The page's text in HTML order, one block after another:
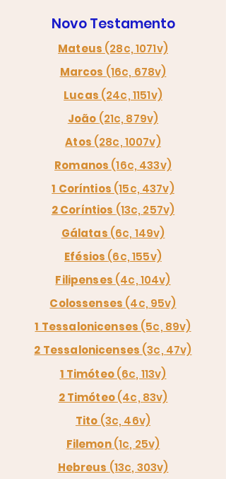
Novo Testamento
Mateus (28c, 1071v)
Marcos (16c, 678v)
Lucas (24c, 1151v)
João (21c, 879v)
Atos (28c, 1007v)
Romanos (16c, 433v)
1 Coríntios (15c, 437v)
2 Coríntios (13c, 257v)
Gálatas (6c, 149v)
Efésios (6c, 155v)
Filipenses (4c, 104v)
Colossenses (4c, 95v)
1 Tessalonicenses (5c, 89v)
2 Tessalonicenses (3c, 47v)
1 Timóteo(6c, 113v)
2 Timóteo(4c, 83v)
Tito (3c, 46v)
Filemon(1c, 25v)
Hebreus (13c, 303v)